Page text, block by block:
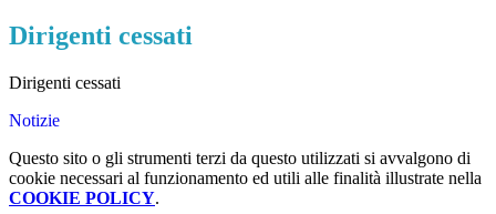
Dirigenti cessati
Dirigenti cessati
Notizie
Questo sito o gli strumenti terzi da questo utilizzati si avvalgono di
cookie necessari al funzionamento ed utili alle finalità illustrate nella
COOKIE POLICY.